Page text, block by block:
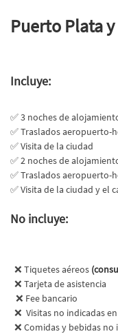
Puerto Plata
Incluye:
✅ 3 noches de
✅ Traslados
✅ Visita de la ciudad
✅ 2 noches de
✅ Traslados aeropuerto-
✅ Visita de la ciudad y el
No incluye:
❌ Tiquetes aéreos
❌ Tarjeta de asistencia
❌ Fee bancario
❌ Visitas no indicadas
❌ Comidas y bebidas